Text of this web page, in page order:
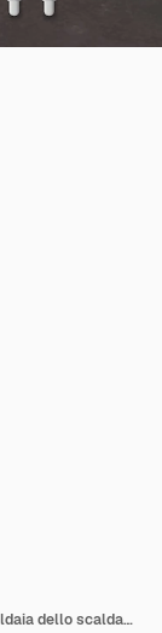
Composizione colorata e realistica nella caldaia dello scaldabagno a gas con gli strumenti sulla parete su gray